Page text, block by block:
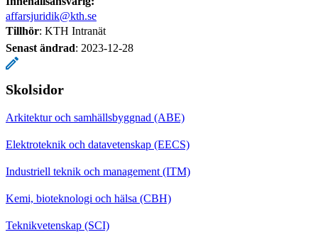
affarsjuridik@kth.se
Tillhör: KTH Intranät
Senast ändrad: 2023-12-28
Skolsidor
Arkitektur och samhällsbyggnad (ABE)
Elektroteknik och datavetenskap (EECS)
Industriell teknik och management (ITM)
Kemi, bioteknologi och hälsa (CBH)
Teknikvetenskap (SCI)